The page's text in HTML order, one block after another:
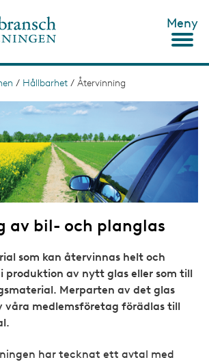
Meny
/ Hållbarhet / Återvinning
av bil- och planglas
som kan återvinnas helt och
produktion av nytt glas eller som till
Merparten av det glas
våra medlemsföretag förädlas till
har tecknat ett avtal med